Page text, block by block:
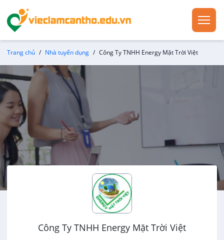
Trang chủ Nhà tuyển dụng Công Ty TNHH Energy Mặt Trời Việt
Công Ty TNHH Energy Mặt Trời Việt